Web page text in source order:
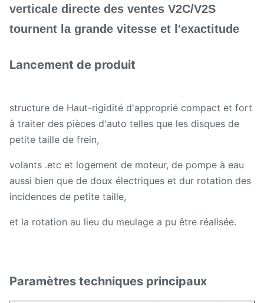
verticale directe des ventes V2C/V2S
tournent la grande vitesse et l'exactitude
Lancement de produit
structure de Haut-rigidité d'approprié compact et fort
à traiter des pièces d'auto telles que les disques de
petite taille de frein,
volants .etc et logement de moteur, de pompe à eau
aussi bien que de doux électriques et dur rotation des
incidences de petite taille,
et la rotation au lieu du meulage a pu être réalisée.
Paramètres techniques principaux